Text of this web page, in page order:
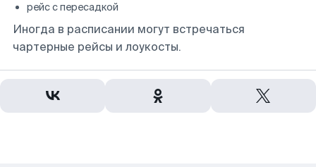
рейс с пересадкой
Иногда в расписании могут встречаться
чартерные рейсы и лоукосты.